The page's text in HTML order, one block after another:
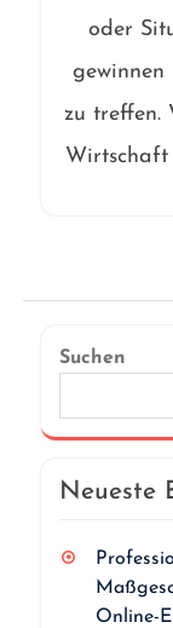
oder
zu treffen.
Wirtschaft
Suchen
Neueste
Online-